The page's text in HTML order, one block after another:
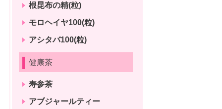
根昆布の精(粒)
モロヘイヤ100(粒)
アシタバ100(粒)
健康茶
寿参茶
アブジャールティー